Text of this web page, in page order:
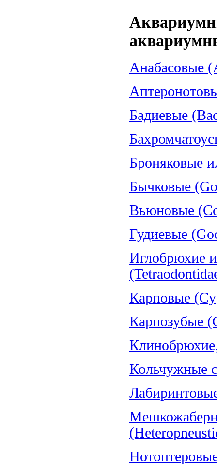
Анабасовые
Бадиевые
Броняковые
Бычковые
Вьюновые
Гудиевые
Иглобрюхие
Карповые
Карпозубые
Кольчужные